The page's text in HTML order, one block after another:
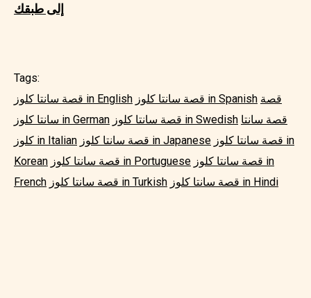
إلى طبقك
Tags:
قصة سانتا كلوز in English
قصة سانتا كلوز in Spanish قصة
سانتا كلوز in German
قصة سانتا كلوز in Swedish قصة سانتا
كلوز in Italian
قصة سانتا كلوز in Japanese قصة سانتا كلوز in
Korean
قصة سانتا كلوز in Portuguese قصة سانتا كلوز in
French
قصة سانتا كلوز in Turkish قصة سانتا كلوز in Hindi